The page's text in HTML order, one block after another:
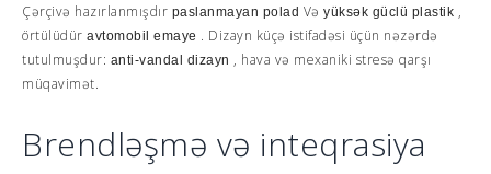
Çərçivə hazırlanmışdır paslanmayan polad Və yüksək güclü plastik ,
örtülüdür avtomobil emaye . Dizayn küçə istifadəsi üçün nəzərdə
tutulmuşdur: anti-vandal dizayn , hava və mexaniki stresə qarşı
müqavimət.
Brendləşmə və inteqrasiya